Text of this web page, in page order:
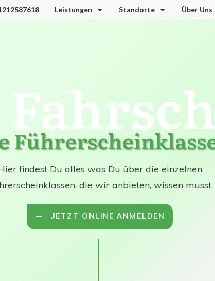
Leistungen Standorte Über Uns
findest Du alles was Du über die einzelnen
die wir anbieten, wissen musst
JETZT ONLINE ANMELDEN